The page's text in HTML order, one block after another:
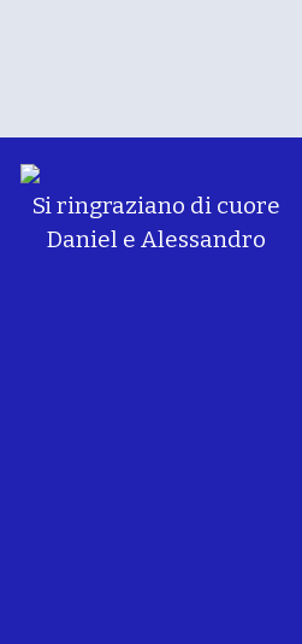
Si ringraziano di cuore
Daniel e Alessandro